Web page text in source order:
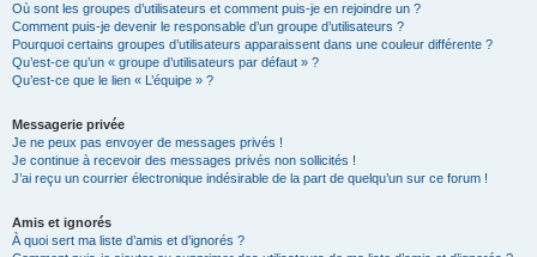
Où sont les groupes d’utilisateurs et comment puis-je en rejoindre un ?
Comment puis-je devenir le responsable d’un groupe d’utilisateurs ?
Pourquoi certains groupes d’utilisateurs apparaissent dans une couleur différente ?
Qu’est-ce qu’un « groupe d’utilisateurs par défaut » ?
Qu’est-ce que le lien « L’équipe » ?
Messagerie privée
Je ne peux pas envoyer de messages privés !
Je continue à recevoir des messages privés non sollicités !
J’ai reçu un courrier électronique indésirable de la part de quelqu’un sur ce forum !
Amis et ignorés
À quoi sert ma liste d’amis et d’ignorés ?